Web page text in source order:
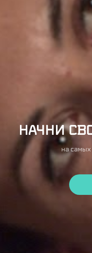
НАЧНИ
на